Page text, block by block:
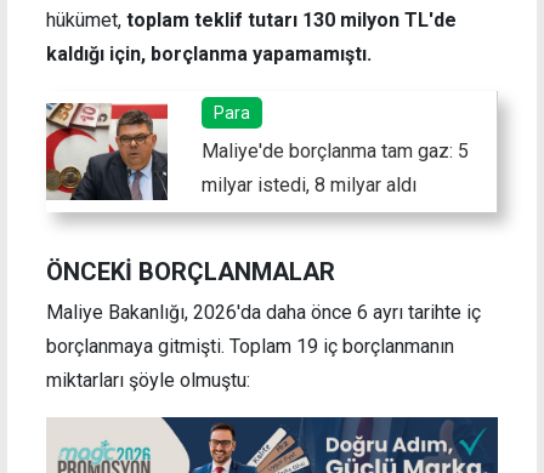
hükümet, toplam teklif tutarı 130 milyon TL'de
kaldığı için, borçlanma yapamamıştı.
Para
Maliye'de borçlanma tam gaz: 5
milyar istedi, 8 milyar aldı
ÖNCEKİ BORÇLANMALAR
Maliye Bakanlığı, 2026'da daha önce 6 ayrı tarihte iç
borçlanmaya gitmişti. Toplam 19 iç borçlanmanın
miktarları şöyle olmuştu: